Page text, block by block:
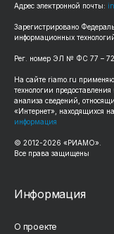
Адрес электронной почты:
Зарегистрировано
информационных
Рег. номер ЭЛ № ФС 77 –
На сайте riamo.ru
технологии
анализа сведений,
«Интернет», находящихся
информация
© 2012-2026 «РИАМО».
Все права защищены
Информация
О проекте